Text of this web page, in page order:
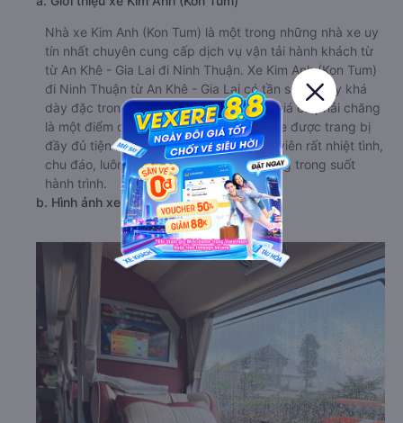
Nhà xe Kim Anh (Kon Tum) là một trong những nhà xe uy
tín nhất chuyên cung cấp dịch vụ vận tải hành khách từ
từ An Khê - Gia Lai đi Ninh Thuận. Xe Kim Anh (Kon Tum)
đi Ninh Thuận từ An Khê - Gia Lai có tần suất chạy khá
dày đặc trong ngày. Chất lượng tốt và giá cả phải chăng
là một điểm cộng lớn của nhà xe. Trên xe được trang bị
đầy đủ tiện nghi hiện đại. Đội ngũ nhân viên rất nhiệt tình,
chu đáo, luôn sẵn sàng hỗ trợ khách hàng trong suốt
hành trình.
b. Hình ảnh xe Kim Anh (Kon Tum)